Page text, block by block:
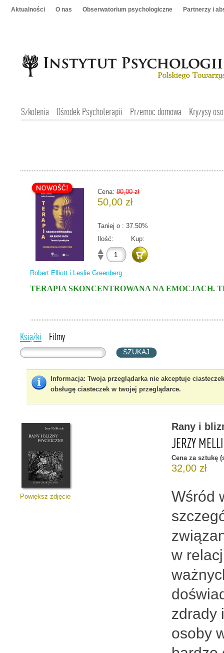
Aktualności O nas Obserwatorium psychologiczne Partnerzy i
Szkolenia Ośrodek Psychoterapii Przemoc domowa Kryzysy
Cena: 80,00 zł
50,00 zł
Taniej o : 37.50%
Ilość:
Kup:
Robert Elliott i Leslie Greenberg
TERAPIA SKONCENTROWANA NA EMOCJACH.
Książki Filmy
Informacja: Twoja przeglądarka nie akceptuje
obsługę ciasteczek w twojej przeglądarce.
Powiększ zdjęcie
Rany i
JERZY
Cena za sztukę
32,00 zł
Wśród
w
zdrady
osoby